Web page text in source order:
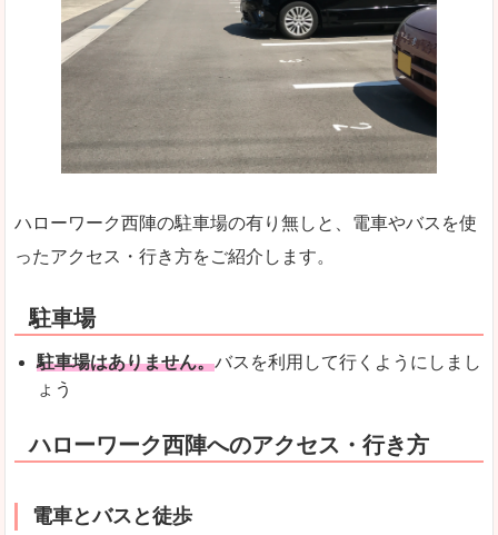
ハローワーク西陣の駐車場の有り無しと、電車やバスを使
ったアクセス・行き方をご紹介します。
駐車場
駐車場はありません。バスを利用して行くようにしまし
ょう
ハローワーク西陣へのアクセス・行き方
電車とバスと徒歩